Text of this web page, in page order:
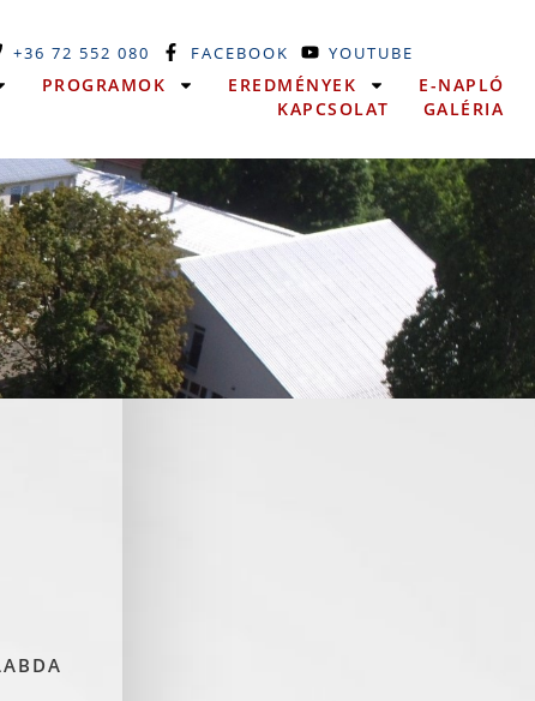
+36 72 552 080 FACEBOOK YOUTUBE
PROGRAMOK EREDMÉNYEK
E-NAPLÓ
KAPCSOLAT
GALÉRIA